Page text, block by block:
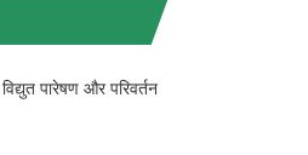
पारेषण और परिवर्तन